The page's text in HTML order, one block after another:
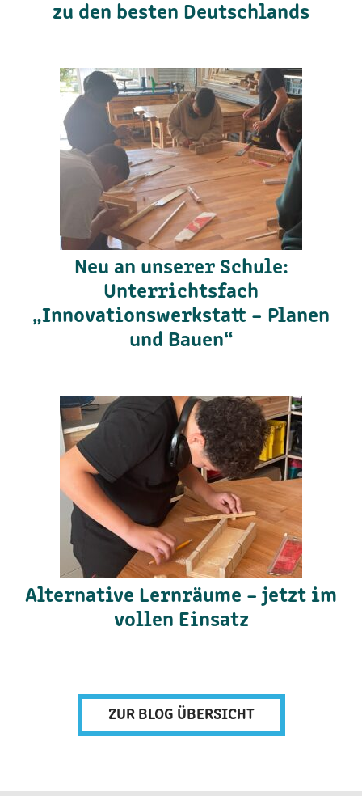
zu den besten Deutschlands
Neu an unserer Schule:
Unterrichtsfach
„Innovationswerkstatt – Planen
und Bauen“
Alternative Lernräume – jetzt im
vollen Einsatz
ZUR BLOG ÜBERSICHT